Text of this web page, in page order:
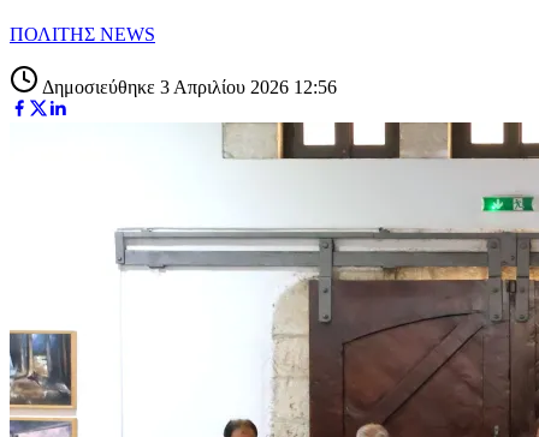
ΠΟΛΙΤΗΣ NEWS
Δημοσιεύθηκε 3 Απριλίου 2026 12:56